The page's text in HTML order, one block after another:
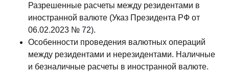
Разрешенные расчеты между резидентами в
иностранной валюте (Указ Президента РФ от
06.02.2023 № 72).
Особенности проведения валютных операций
между резидентами и нерезидентами. Наличные
и безналичные расчеты в иностранной валюте.